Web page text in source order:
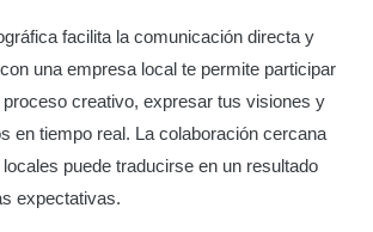
facilita la comunicación directa y
una empresa local te permite participar
creativo, expresar tus visiones y
en tiempo real. La colaboración cercana
puede traducirse en un resultado
expectativas.